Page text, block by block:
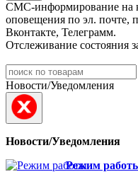
СМС-информирование на
оповещения по эл. почте,
Вконтакте, Телеграмм.
Отслеживание состояния
Новости/Уведомления
Новости/Уведомления
Режим